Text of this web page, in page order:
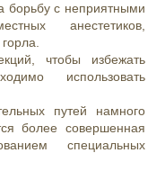
борьбу с неприятными
анестетиков,
чтобы избежать
использовать
путей намного
более совершенная
специальных